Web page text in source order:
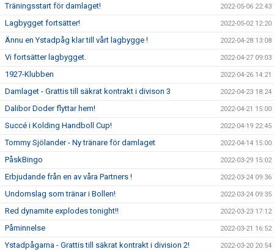
Träningsstart för damlaget! 2022-05-06 22:43
Lagbygget fortsätter! 2022-05-02 12:20
Ännu en Ystadpåg klar till vårt lagbygge ! 2022-04-28 13:08
Vi fortsätter lagbygget. 2022-04-27 09:03
1927-Klubben 2022-04-26 14:21
Damlaget - Grattis till säkrat kontrakt i divison 3 2022-04-23 18:24
Dalibor Doder flyttar hem! 2022-04-21 15:00
Succé i Kolding Handboll Cup! 2022-04-19 22:45
Tommy Sjölander - Ny tränare för damlaget 2022-04-14 15:00
PåskBingo 2022-03-29 15:02
Erbjudande från en av våra Partners ! 2022-03-24 09:36
Undomslag som tränar i Bollen! 2022-03-24 09:35
Red dynamite explodes tonight!! 2022-03-23 17:12
Påminnelse 2022-03-21 16:52
Ystadpågarna - Grattis till säkrat kontrakt i division 2! 2022-03-20 20:54